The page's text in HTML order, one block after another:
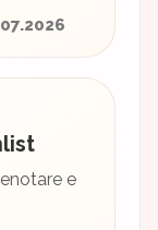
e